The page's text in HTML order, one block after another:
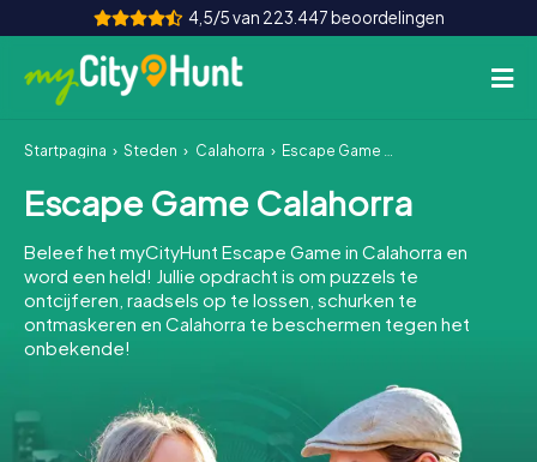
4,5/5 van 223.447 beoordelingen
Hoe het werkt
Steden
Tours
Teamevenement
INT AT CH
DE
Startpagina Steden Calahorra Escape Game Calahorra
Escape Game Calahorra
Beleef het myCityHunt Escape Game in Calahorra en
word een held! Jullie opdracht is om puzzels te
ontcijferen, raadsels op te lossen, schurken te
ontmaskeren en Calahorra te beschermen tegen het
onbekende!